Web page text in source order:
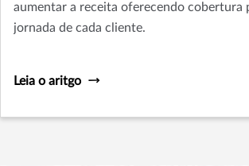
aumentar a receita oferecendo cobertura
jornada de cada cliente.
Leia o aritgo